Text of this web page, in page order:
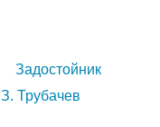
Задостойник
Трубачев